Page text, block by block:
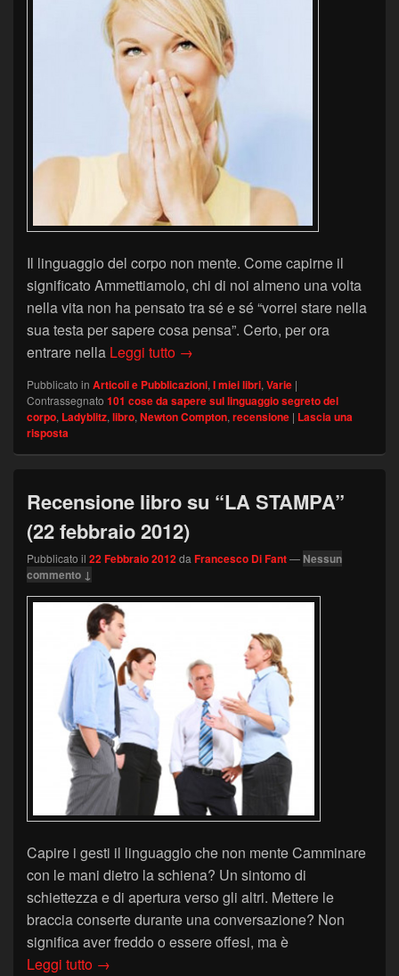
Il linguaggio del corpo non mente. Come capirne il
significato Ammettiamolo, chi di noi almeno una volta
nella vita non ha pensato tra sé e sé “vorrei stare nella
sua testa per sapere cosa pensa”. Certo, per ora
entrare nella Leggi tutto Recensione libro su
→
Pubblicato in Articoli e Pubblicazioni, I miei libri, Varie |
Contrassegnato 101 cose da sapere sul linguaggio segreto del
corpo, Ladyblitz, libro, Newton Compton, recensione | Lascia una
risposta
Recensione libro su “LA STAMPA”
(22 febbraio 2012)
Pubblicato il 22 Febbraio 2012da Francesco Di Fant— Nessun
commento ↓
Capire i gesti il linguaggio che non mente Camminare
con le mani dietro la schiena? Un sintomo di
schiettezza e di apertura verso gli altri. Mettere le
braccia conserte durante una conversazione? Non
significa aver freddo o essere offesi, ma è
Leggi tutto Recensione libro su “LA STAMPA” (22 febbraio
→